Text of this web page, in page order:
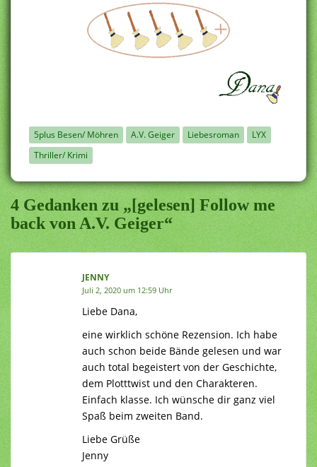
5plus Besen/ Möhren A.V. Geiger Liebesroman
LYX
Thriller/ Krimi
4 Gedanken zu „[gelesen] Follow me
back von A.V. Geiger“
JENNY
Juli 2, 2020 um 12:59 Uhr
Liebe Dana,
eine wirklich schöne Rezension. Ich habe
auch schon beide Bände gelesen und war
auch total begeistert von der Geschichte,
dem Plotttwist und den Charakteren.
Einfach klasse. Ich wünsche dir ganz viel
Spaß beim zweiten Band.
Liebe Grüße
Jenny